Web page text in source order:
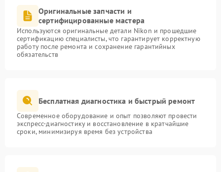
Оригинальные запчасти и
сертифицированные мастера
Используются оригинальные детали Nikon и прошедшие
сертификацию специалисты, что гарантирует корректную
работу после ремонта и сохранение гарантийных
обязательств
Бесплатная диагностика и быстрый ремонт
Современное оборудование и опыт позволяют провести
экспресс-диагностику и восстановление в кратчайшие
сроки, минимизируя время без устройства